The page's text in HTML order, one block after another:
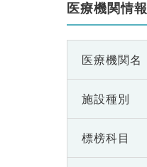
医療機関情報
医療機関名
施設種別
標榜科目